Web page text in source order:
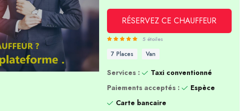
RÉSERVEZ CE CHAUFFEUR
5 étoiles
7 Places Van
Services :
Taxi conventionné
Paiements acceptés :
Espèce
Carte bancaire